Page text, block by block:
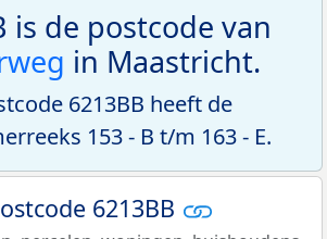
is de postcode van
in Maastricht.
6213BB heeft de
153 - B t/m 163 - E.
6213BB